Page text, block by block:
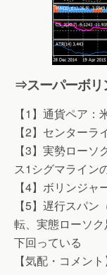
⇒スーパーボリ
【1】通貨ペア：
【2】センター
【3】実勢ロー
ス1シグマライン
【4】ボリンジ
【5】遅行スパ
転、実態ローソ
下回っている
【気配・コメン